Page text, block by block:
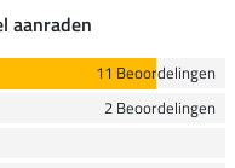
aanraden
11 Beoordelingen
2 Beoordelingen